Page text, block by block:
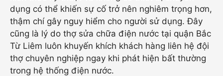
dụng có thể khiến sự cố trở nên nghiêm trọng hơn,
thậm chí gây nguy hiểm cho người sử dụng. Đây
cũng là lý do thợ sửa chữa điện nước tại quận Bắc
Từ Liêm luôn khuyến khích khách hàng liên hệ đội
thợ chuyên nghiệp ngay khi phát hiện bất thường
trong hệ thống điện nước.